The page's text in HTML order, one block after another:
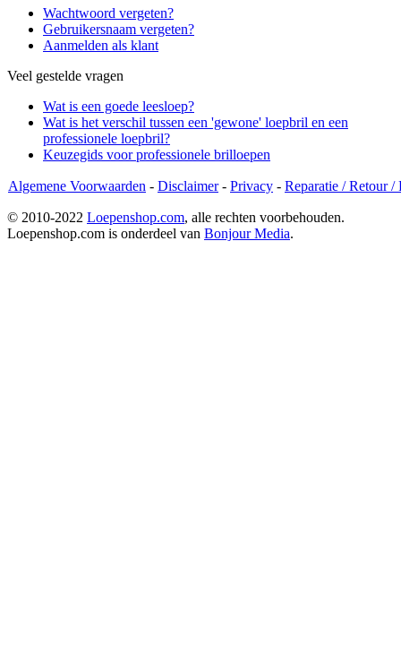
Wachtwoord vergeten?
Gebruikersnaam vergeten?
Aanmelden als klant
Veel gestelde vragen
Wat is een goede leesloep?
Wat is het verschil tussen een 'gewone' loepbril en een
professionele loepbril?
Keuzegids voor professionele brilloepen
Algemene Voorwaarden - Disclaimer- Privacy - Reparatie / Retour /
© 2010-2022 Loepenshop.com, alle rechten voorbehouden.
Loepenshop.com is onderdeel van Bonjour Media.